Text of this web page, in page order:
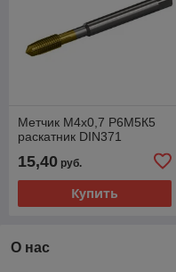
Метчик М4х0,7 Р6М5К5
раскатник DIN371
15,40 руб.
Купить
О нас